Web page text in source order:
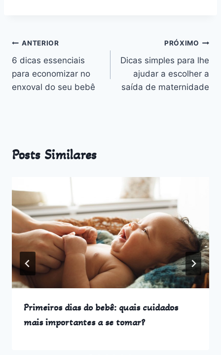
Navegação
de
Post
ANTERIOR
6 dicas essenciais
para economizar no
enxoval do seu bebê
PRÓXIMO
Dicas simples para lhe
ajudar a escolher a
saída de maternidade
Posts Similares
Primeiros dias do bebê: quais cuidados
mais importantes a se tomar?